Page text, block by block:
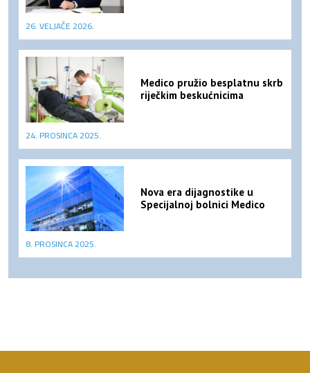
26. VELJAČE 2026.
Medico pružio besplatnu skrb
riječkim beskućnicima
24. PROSINCA 2025.
Nova era dijagnostike u
Specijalnoj bolnici Medico
8. PROSINCA 2025.